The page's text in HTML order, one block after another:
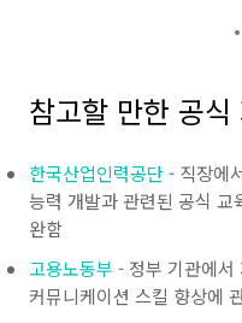
참고할 만한 공식
한국산업인력공단 - 직장에
능력 개발과 관련된 공식 교
완함
고용노동부 - 정부 기관에서
커뮤니케이션 스킬 향상에